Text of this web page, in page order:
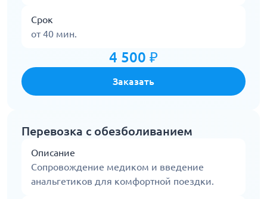
Срок
от 40 мин.
4 500 ₽
Заказать
Перевозка с обезболиванием
Описание
Сопровождение медиком и введение
анальгетиков для комфортной поездки.